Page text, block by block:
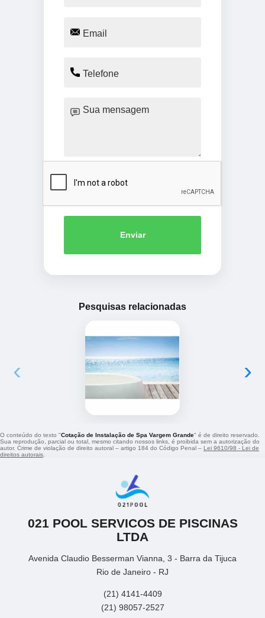
Enviar
Pesquisas relacionadas
‹ ›
O conteúdo do texto "Cotação de Instalação de Spa Vargem Grande" é de direito reservado.
Sua reprodução, parcial ou total, mesmo citando nossos links, é proibida sem a autorização do
autor. Crime de violação de direito autoral – artigo 184 do Código Penal – Lei 9610/98 - Lei de
direitos autorais.
021 POOL SERVICOS DE PISCINAS
LTDA
Avenida Claudio Besserman Vianna, 3 - Barra da Tijuca
Rio de Janeiro - RJ
(21) 4141-4409
(21) 98057-2527